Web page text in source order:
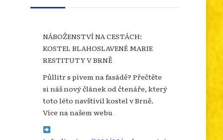
NÁBOŽENSTVÍ NA CESTÁCH:
KOSTEL BLAHOSLAVENÉ MARIE
RESTITUTY V BRNĚ
Půllitr s pivem na fasádě? Přečtěte
si náš nový článek od čtenáře, který
toto léto navštívil kostel v Brně.
Více na našem webu